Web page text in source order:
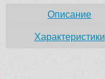
Описание
Характеристики